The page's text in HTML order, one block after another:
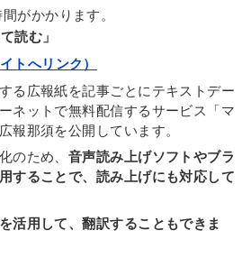
がかかります。
読む」
トへリンク）
る広報紙を記事ごとにテキストデー
ネットで無料配信するサービス「マ
報那須を公開しています。
のため、 音声読み上げソフトやブラ
することで、読み上げにも対応して
活用して、翻訳することもできま